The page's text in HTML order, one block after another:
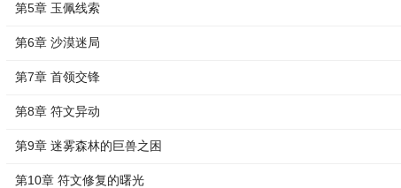
第5章 玉佩线索
第6章 沙漠迷局
第7章 首领交锋
第8章 符文异动
第9章 迷雾森林的巨兽之困
第10章 符文修复的曙光